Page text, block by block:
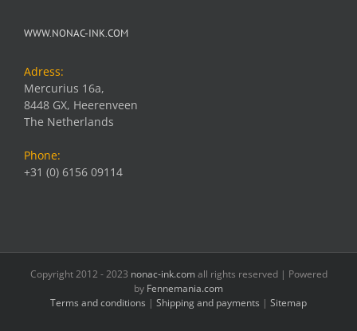
WWW.NONAC-INK.COM
Adress:
Mercurius 16a,
8448 GX, Heerenveen
The Netherlands
Phone:
+31 (0) 6156 09114
Copyright 2012 - 2023 nonac-ink.com all rights reserved | Powered
by Fennemania.com
Terms and conditions | Shipping and payments | Sitemap